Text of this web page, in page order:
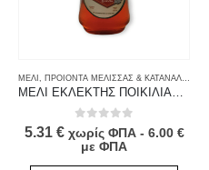
ΜΕΛΙ , ΠΡΟΙΟΝΤΑ ΜΕΛΙΣΣΑΣ & ΚΑΤΑΝΑΛΩΤΗ
ΜΕΛΙ ΕΚΛΕΚΤΗΣ ΠΟΙΚΙΛΙΑΣ 480g
out of 5
5.31 € χωρίς ΦΠΑ - 6.00 €
με ΦΠΑ